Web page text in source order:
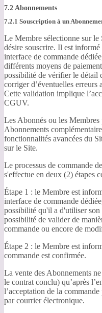
7.2 Abonnements
7.2.1 Souscription à un
Le Membre sélectionne sur
désire souscrire. Il est
interface de commande
différents moyens de
possibilité de vérifier le détail
corriger d’éventuelles erreurs
Cette validation implique
CGUV.
Les Abonnés ou les
Abonnements
fonctionnalités avancées du
sur le Site.
Le processus de commande
s'effectue en deux (2) étapes
Étape 1 : le Membre est
interface de commande
possibilité qu'il a d'utiliser
possibilité de valider de
commande ou encore de
Étape 2 : le Membre est
commande est confirmée.
La vente des Abonnements
le contrat conclu) qu’après
l’acceptation de la
par courrier électronique.